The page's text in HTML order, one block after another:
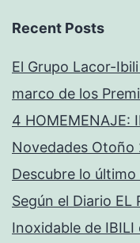
Recent Posts
El Grupo Lacor-
marco de los
4 HOMEMENAJE:
Novedades Otoño
Descubre lo
Según el Diario EL
Inoxidable de IBILI